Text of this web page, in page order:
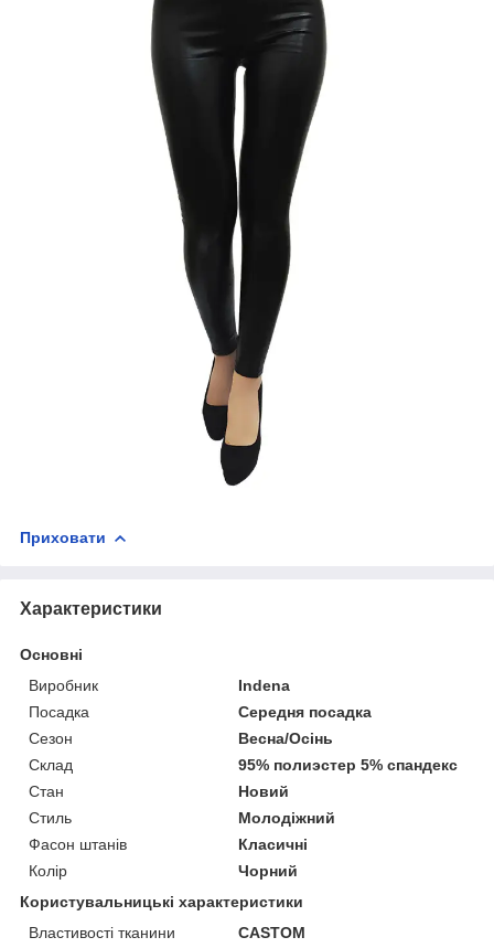
Приховати
Характеристики
Основні
Виробник
Indena
Посадка
Середня посадка
Сезон
Весна/Осінь
Склад
95% полиэстер 5% спандекс
Стан
Новий
Стиль
Молодіжний
Фасон штанів
Класичні
Колір
Чорний
Користувальницькі характеристики
Властивості тканини
CASTOM